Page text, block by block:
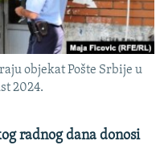
objekat Pošte Srbije u
2024.
radnog dana donosi